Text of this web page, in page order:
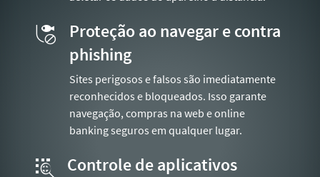
Proteção ao navegar e contra
phishing
Sites perigosos e falsos são imediatamente
reconhecidos e bloqueados. Isso garante
navegação, compras na web e online
banking seguros em qualquer lugar.
Controle de aplicativos